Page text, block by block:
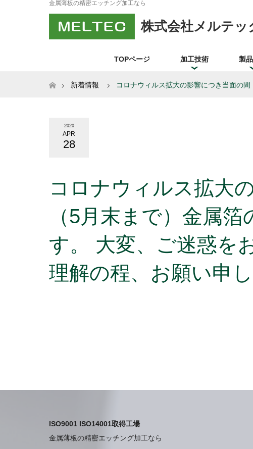
金属薄板の精密エッチング加工なら
株式会社メルテッ
TOPページ 加工技術 製
ホーム
新着情報 コロナウィルス拡大の影響につき当面の
2020
APR
28
コロナウィルス拡大
（5月末まで）金属
す。 大変、ご迷惑を
理解の程、お願い申し
ISO9001 ISO14001取得工場
金属薄板の精密エッチング加工なら